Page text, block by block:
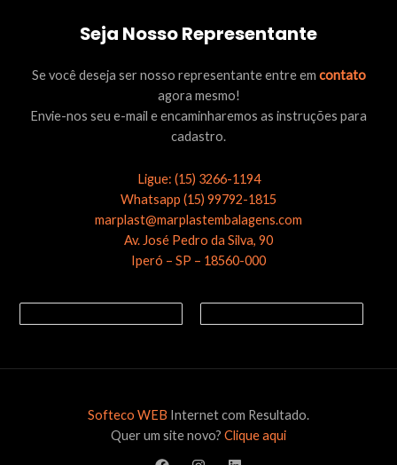
Seja Nosso Representante
Se você deseja ser nosso representante entre em contato
agora mesmo!
Envie-nos seu e-mail e encaminharemos as instruções para
cadastro.
Ligue: (15) 3266-1194
Whatsapp (15) 99792-1815
marplast@marplastembalagens.com
Av. José Pedro da Silva, 90
Iperó – SP – 18560-000
Softeco WEB Internet com Resultado.
Quer um site novo? Clique aqui